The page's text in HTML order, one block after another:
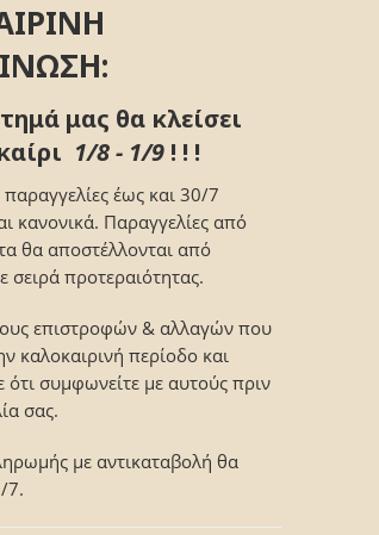
μας θα κλείσει
1/8 - 1/9 ! ! !
παραγγελίες έως και 30/7
κανονικά. Παραγγελίες από
θα αποστέλλονται από
σειρά προτεραιότητας.
επιστροφών & αλλαγών που
καλοκαιρινή περίοδο και
ότι συμφωνείτε με αυτούς πριν
σας.
με αντικαταβολή θα
7.